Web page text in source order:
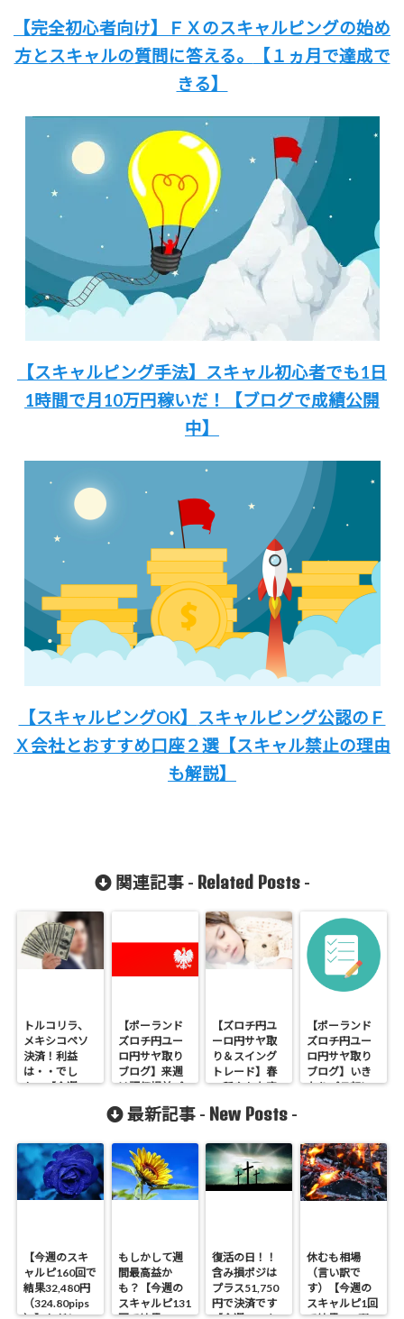
【完全初心者向け】
ＦＸのスキャルピングの始め
方とスキャルの質問に答える。
【１ヵ月で達成で
きる】
【スキャルピング手法】 スキャル初心者でも1日
1時間で月10万円稼いだ！
【ブログで成績公開
中】
【スキャルピングOK】 スキャルピング公認のＦ
Ｘ会社とおすすめ口座２選 【スキャル禁止の理由
も解説】
関連記事 - Related Posts-
トルコリラ、
メキシコペソ
決済！利益
は・・でし
た。【今週の
【ポーランド
ズロチ円ユー
ロ円サヤ取り
ブログ】来週
は評価損益プ
（2018年11月
【ズロチ円ユ
ーロ円サヤ取
り＆スイング
トレード】春
の穏やかな空
ますね。
第1週）
【ポーランド
ズロチ円ユー
ロ円サヤ取り
ブログ】いき
なりプラ転に
最新記事 - New Posts -
【今週のスキ
ャルピ160回で
結果32,480円
（324.80pips
もしかして週
間最高益か
も？【今週の
スキャルピ131
復活の日！！
含み損ポジは
プラス51,750
円で決済です
休むも相場
（言い訳で
す）【今週の
スキャルピ1回